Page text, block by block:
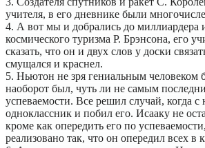
учителя, в его дневнике были
4. А вот мы и добрались до миллиардера
космического туризма Р. Брэнсона, его
сказать, что он и двух слов у доски
смущался и краснел.
5. Ньютон не зря гениальным человеком
наоборот был, чуть ли не самым
успеваемости. Все решил случай, когда с
одноклассник и побил его. Исааку не
кроме как опередить его по
реализовано так, что он опередил всех в